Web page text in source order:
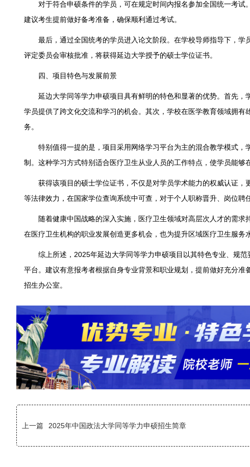
对于符合申硕条件的学员，可在规定时间内报名参加全国统一考试
建议考生提前做好备考准备，确保顺利通过考试。
最后，通过全国统考的学员进入论文阶段。在学校导师指导下，学
评定委员会审核批准，将获得延边大学授予的硕士学位证书。
四、项目特色与发展前景
延边大学同等学力申硕项目具有鲜明的特色和显著的优势。首先，
学员提供了跨文化交流和学习的机会。其次，学校在医学教育领域拥
务。
特别值得一提的是，项目采用网络学习平台为主的混合教学模式，
制。这种学习方式特别适合医疗卫生从业人员的工作特点，使学员能够
获得该项目的硕士学位证书，不仅是对学员学术能力的权威认证，
等法律效力，在国家学位查询系统中可查，对于个人职称晋升、岗位聘
随着健康中国战略的深入实施，医疗卫生领域对高层次人才的需求
在医疗卫生机构的职业发展创造更多机会，也为提升区域医疗卫生服务
综上所述，2025年延边大学同等学力申硕项目以其特色专业、规范
平台。建议有意报考者根据自身专业背景和职业规划，提前做好充分
招生办公室。
上一篇 2025年中国政法大学同等学力申硕招生简章